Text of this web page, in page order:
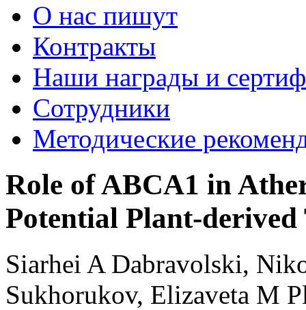
О нас пишут
Контракты
Наши награды и
Сотрудники
Методические
Role of ABCA1 in
Potential Plant-derived
Siarhei A Dabravolski,
Sukhorukov, Elizaveta M